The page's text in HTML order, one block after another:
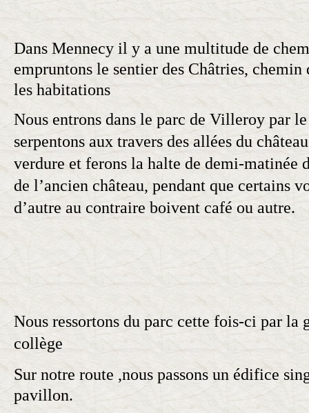
Dans Mennecy il y a une multitude de
empruntons le sentier des Châtries,
les habitations
Nous entrons dans le parc de Villeroy par
serpentons aux travers des allées du
verdure et ferons la halte de demi-matinée
de l’ancien château, pendant que certains
d’autre au contraire boivent café ou autre.
Nous ressortons du parc cette fois-ci par la
collège
Sur notre route ,nous passons un édifice
pavillon.